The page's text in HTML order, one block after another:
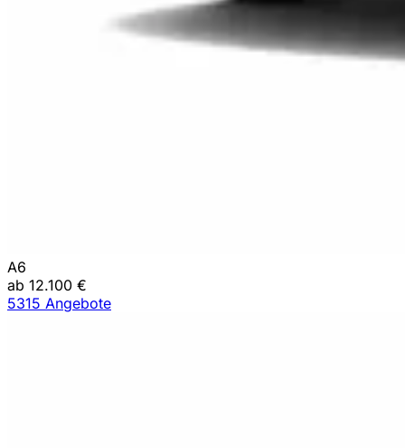
A6
ab 12.100 €
5315 Angebote